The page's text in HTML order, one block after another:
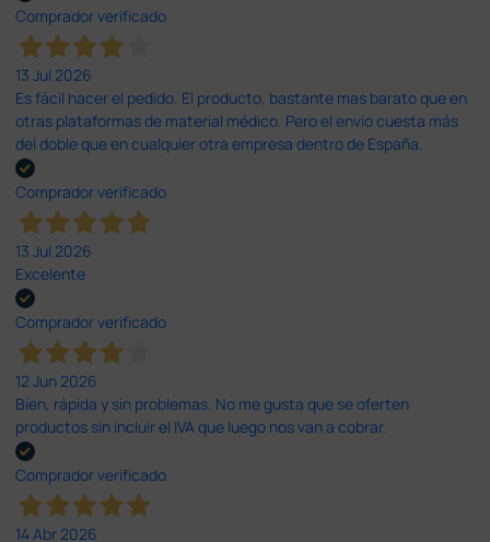
Comprador verificado
13 Jul 2026
Es fácil hacer el pedido. El producto, bastante mas barato que en
otras plataformas de material médico. Pero el envío cuesta más
del doble que en cualquier otra empresa dentro de España.
Comprador verificado
13 Jul 2026
Excelente
Comprador verificado
12 Jun 2026
Bien, rápida y sin problemas. No me gusta que se oferten
productos sin incluir el IVA que luego nos van a cobrar.
Comprador verificado
14 Abr 2026